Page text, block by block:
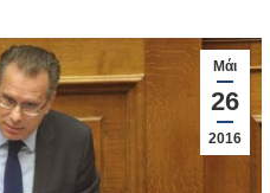
Μάι
26
2016